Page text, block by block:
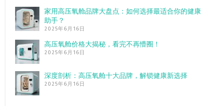
家用高压氧舱品牌大盘点：如何选择最适合你的健康
助手？
2025年6月16日
高压氧舱价格大揭秘，看完不再懵圈！
2025年6月16日
深度剖析：高压氧舱十大品牌，解锁健康新选择
2025年6月16日